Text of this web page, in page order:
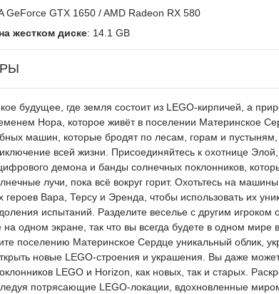
GeForce GTX 1650 / AMD Radeon RX 580
жестком диске: 14.1 GB
будущее, где земля состоит из LEGO-кирпичей, а
Нора, которое живёт в поселении Материнское
машин, которые бродят по лесам, горам и
всей жизни. Присоединяйтесь к охотнице
демона и банды солнечных поклонников,
лучи, пока всё вокруг горит. Охотьтесь на
героев Вара, Терсу и Эренда, чтобы использовать их
испытаний. Разделите веселье с другим
одном экране, так что вы всегда будете в одном мире
поселению Материнское Сердце уникальный облик,
новые LEGO-строения и украшения. Вы даже
LEGO и Horizon, как новых, так и старых.
потрясающие LEGO-локации, вдохновленные